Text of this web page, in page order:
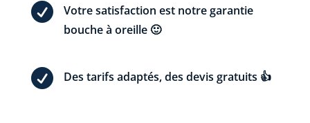

Votre satisfaction est notre garantie
bouche à oreille 🙂
 Des tarifs adaptés, des devis gratuits 👍